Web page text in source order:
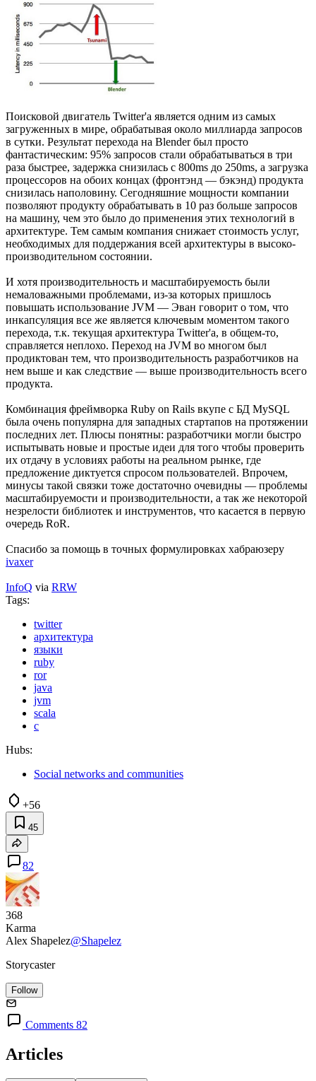
Поисковой двигатель Twitter'а является одним из самых
загруженных в мире, обрабатывая около миллиарда запросов
в сутки. Результат перехода на Blender был просто
фантастическим: 95% запросов стали обрабатываться в три
раза быстрее, задержка снизилась с 800ms до 250ms, а загрузка
процессоров на обоих концах (фронтэнд — бэкэнд) продукта
снизилась наполовину. Сегодняшние мощности компании
позволяют продукту обрабатывать в 10 раз больше запросов
на машину, чем это было до применения этих технологий в
архитектуре. Тем самым компания снижает стоимость услуг,
необходимых для поддержания всей архитектуры в высоко-
производительном состоянии.
И хотя производительность и масштабируемость были
немаловажными проблемами, из-за которых пришлось
повышать использование JVM — Эван говорит о том, что
инкапсуляция все же является ключевым моментом такого
перехода, т.к. текущая архитектура Twitter'а, в общем-то,
справляется неплохо. Переход на JVM во многом был
продиктован тем, что производительность разработчиков на
нем выше и как следствие — выше производительность всего
продукта.
Комбинация фреймворка Ruby on Rails вкупе с БД MySQL
была очень популярна для западных стартапов на протяжении
последних лет. Плюсы понятны: разработчики могли быстро
испытывать новые и простые идеи для того чтобы проверить
их отдачу в условиях работы на реальном рынке, где
предложение диктуется спросом пользователей. Впрочем,
минусы такой связки тоже достаточно очевидны — проблемы
масштабируемости и производительности, а так же некоторой
незрелости библиотек и инструментов, что касается в первую
очередь RoR.
Спасибо за помощь в точных формулировках хабраюзеру
ivaxer
InfoQ via RRW
Tags:
twitter
архитектура
языки
ruby
ror
java
jvm
scala
c
Hubs:
Social networks and communities
+56
45
82
368
Karma
Alex Shapelez@Shapelez
Storycaster
Follow
Comments 82
Articles